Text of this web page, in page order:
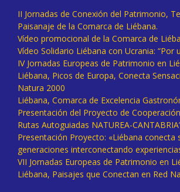
II Jornadas de Conexión del Patrimonio,
Paisanaje de la Comarca de Liébana.
Vídeo promocional de la Comarca de
Vídeo Solidario Liébana con Ucrania: “Por
IV Jornadas Europeas de Patrimonio en
Liébana, Picos de Europa, Conecta
Natura 2000
Liébana, Comarca de Excelencia
Presentación del Proyecto de Cooperación
Rutas Autoguiadas NATUREA-
Presentación Proyecto: «Liébana conecta
generaciones interconectando
VII Jornadas Europeas de Patrimonio en
Liébana, Paisajes que Conectan en Red